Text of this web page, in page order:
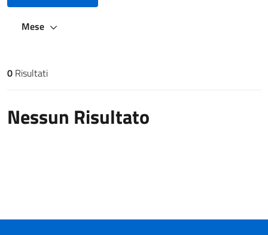
Mese
Risultati di ricerca
0 Risultati
Nessun Risultato